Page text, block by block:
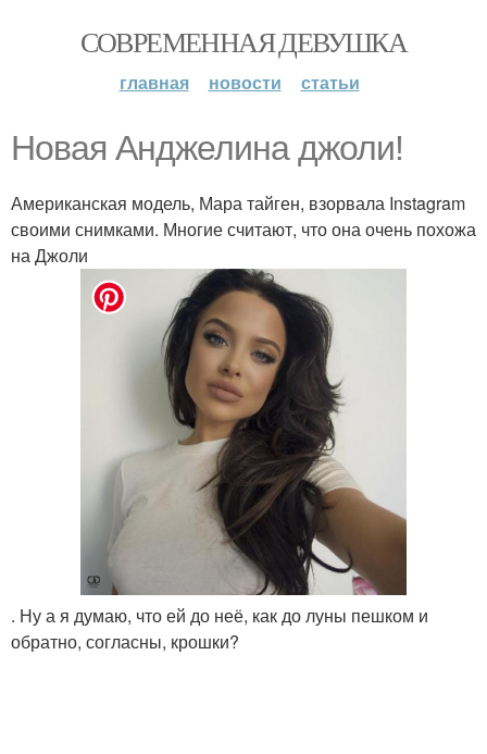
СОВРЕМЕННАЯ ДЕВУШКА
главная новости статьи
Новая Анджелина джоли!
Американская модель, Мара тайген, взорвала Instagram
своими снимками. Многие считают, что она очень похожа
на Джоли
. Ну а я думаю, что ей до неё, как до луны пешком и
обратно, согласны, крошки?